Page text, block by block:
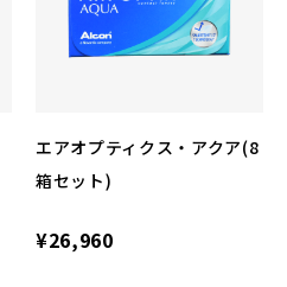
エアオプティクス・アクア(8
箱セット)
¥26,960